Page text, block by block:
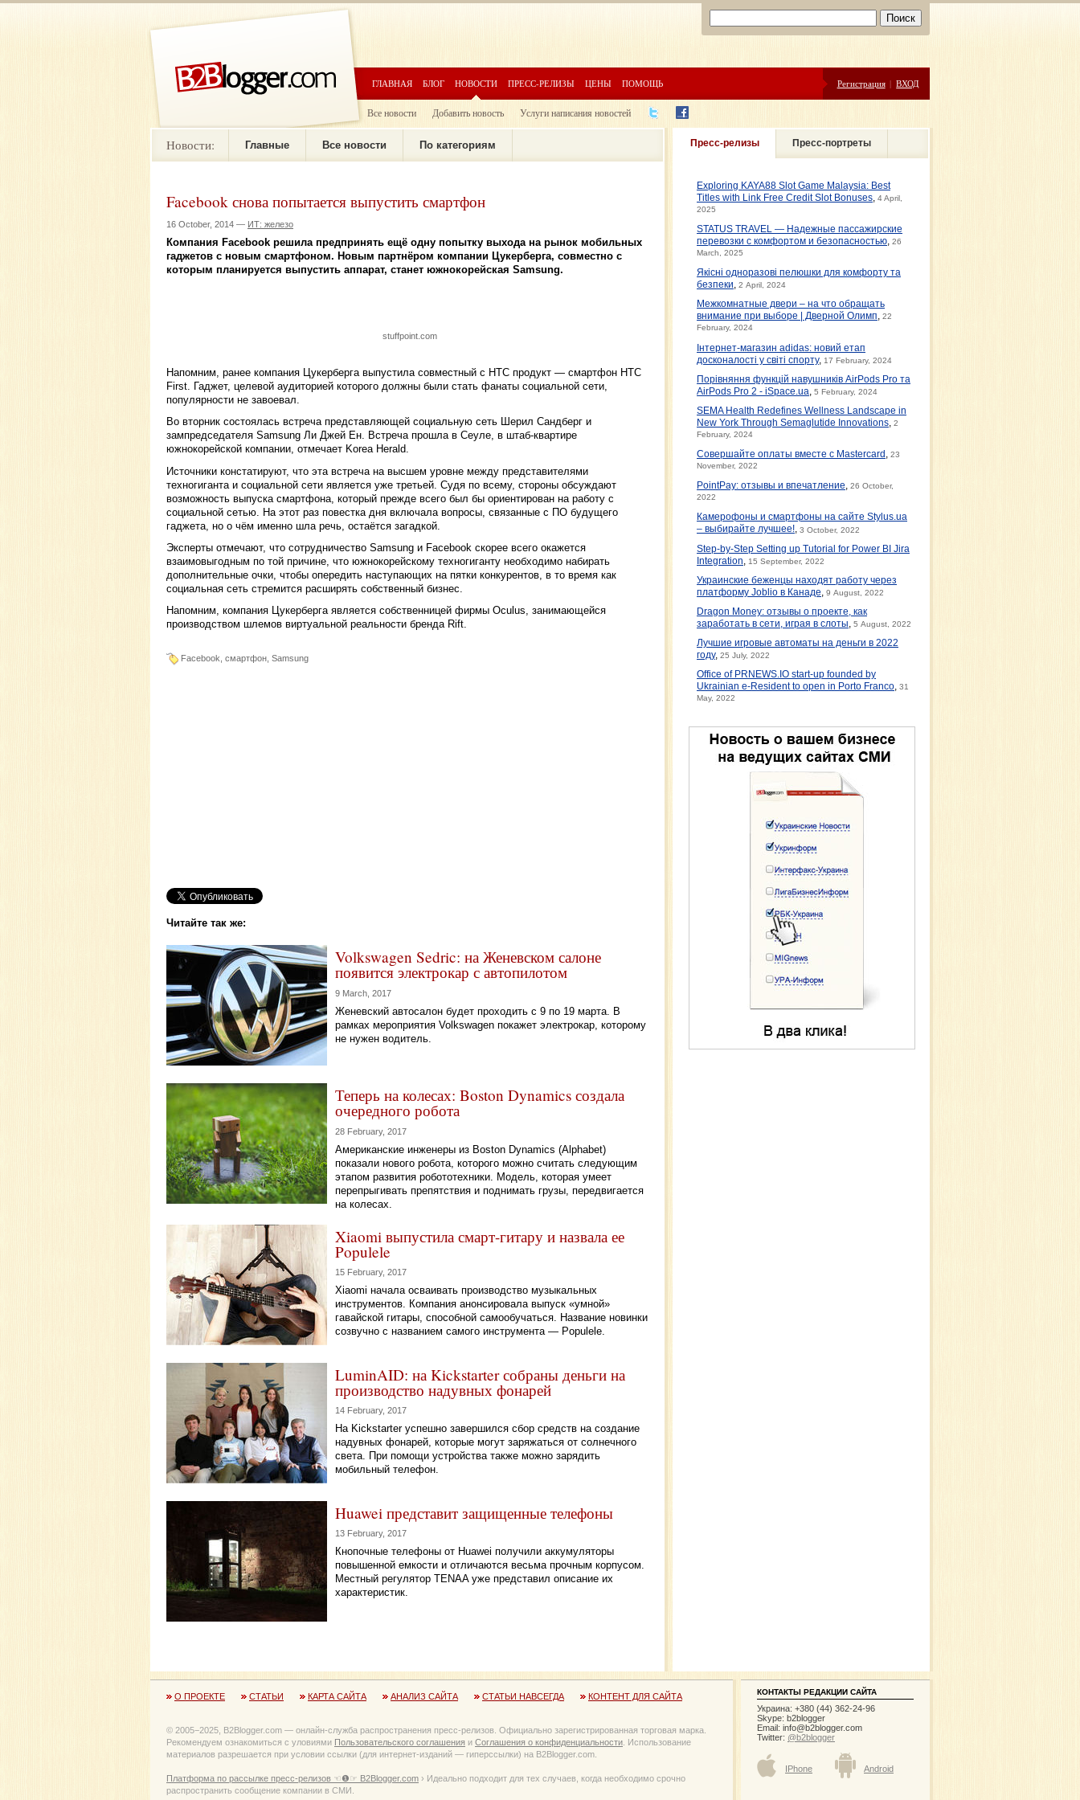
ГЛАВНАЯ БЛОГ НОВОСТИ ПРЕСС-РЕЛИЗЫ ЦЕНЫ ПОМОЩЬ Регистрация | ВХОД
Все новости Добавить новость Услуги написания новостей
Новости: Главные Все новости По категориям
Facebook снова попытается выпустить смартфон
16 October, 2014 — ИТ: железо
Компания Facebook решила предпринять ещё одну попытку выхода на рынок мобильных
гаджетов с новым смартфоном. Новым партнёром компании Цукерберга, совместно с
которым планируется выпустить аппарат, станет южнокорейская Samsung.
stuffpoint.com
Напомним, ранее компания Цукерберга выпустила совместный с HTC продукт — смартфон HTC
First. Гаджет, целевой аудиторией которого должны были стать фанаты социальной сети,
популярности не завоевал.
Во вторник состоялась встреча представляющей социальную сеть Шерил Сандберг и
зампредседателя Samsung Ли Джей Ен. Встреча прошла в Сеуле, в штаб-квартире
южнокорейской компании, отмечает Korea Herald.
Источники констатируют, что эта встреча на высшем уровне между представителями
техногиганта и социальной сети является уже третьей. Судя по всему, стороны обсуждают
возможность выпуска смартфона, который прежде всего был бы ориентирован на работу с
социальной сетью. На этот раз повестка дня включала вопросы, связанные с ПО будущего
гаджета, но о чём именно шла речь, остаётся загадкой.
Эксперты отмечают, что сотрудничество Samsung и Facebook скорее всего окажется
взаимовыгодным по той причине, что южнокорейскому техногиганту необходимо набирать
дополнительные очки, чтобы опередить наступающих на пятки конкурентов, в то время как
социальная сеть стремится расширять собственный бизнес.
Напомним, компания Цукерберга является собственницей фирмы Oculus, занимающейся
производством шлемов виртуальной реальности бренда Rift.
Facebook, смартфон, Samsung
Читайте так же:
Volkswagen Sedric: на Женевском салоне
появится электрокар с автопилотом
9 March, 2017
Женевский автосалон будет проходить с 9 по 19 марта. В
рамках мероприятия Volkswagen покажет электрокар, которому
не нужен водитель.
Теперь на колесах: Boston Dynamics создала
очередного робота
28 February, 2017
Американские инженеры из Boston Dynamics (Alphabet)
показали нового робота, которого можно считать следующим
этапом развития робототехники. Модель, которая умеет
перепрыгивать препятствия и поднимать грузы, передвигается
на колесах.
Xiaomi выпустила смарт-гитару и назвала ее
Populele
15 February, 2017
Xiaomi начала осваивать производство музыкальных
инструментов. Компания анонсировала выпуск «умной»
гавайской гитары, способной самообучаться. Название новинки
созвучно с названием самого инструмента — Populele.
LuminAID: на Kickstarter собраны деньги на
производство надувных фонарей
14 February, 2017
На Kickstarter успешно завершился сбор средств на создание
надувных фонарей, которые могут заряжаться от солнечного
света. При помощи устройства также можно зарядить
мобильный телефон.
Huawei представит защищенные телефоны
13 February, 2017
Кнопочные телефоны от Huawei получили аккумуляторы
повышенной емкости и отличаются весьма прочным корпусом.
Местный регулятор TENAA уже представил описание их
характеристик.
Пресс-релизы Пресс-портреты
Exploring KAYA88 Slot Game Malaysia: Best
Titles with Link Free Credit Slot Bonuses 4 April,
2025
STATUS TRAVEL — Надежные пассажирские
перевозки с комфортом и безопасностью 26
March, 2025
Якісні одноразові пелюшки для комфорту та
безпеки
2 April, 2024
Межкомнатные двери – на что обращать
внимание при выборе | Дверной Олимп
22
February, 2024
Інтернет-магазин adidas: новий етап
досконалості у світі спорту, 17 February, 2024
Порівняння функцій навушників AirPods Pro та
AirPods Pro 2 - iSpace.ua
5 February, 2024
SEMA Health Redefines Wellness Landscape in
New York Through Semaglutide Innovations 2
February, 2024
Совершайте оплаты вместе с Mastercard 23
November, 2022
PointPay: отзывы и впечатление 26 October,
2022
Камерофоны и смартфоны на сайте Stylus.ua
– выбирайте лучшее!, 3 October, 2022
Step-by-Step Setting up Tutorial for Power BI Jira
Integration
15 September, 2022
Украинские беженцы находят работу через
платформу Joblio в Канаде
9 August, 2022
Dragon Money: отзывы о проекте, как
заработать в сети, играя в слоты
5 August, 2022
Лучшие игровые автоматы на деньги в 2022
году, 25 July, 2022
Office of PRNEWS.IO start-up founded by
Ukrainian e-Resident to open in Porto Franco 31
May, 2022
О ПРОЕКТЕ СТАТЬИ КАРТА САЙТА АНАЛИЗ САЙТА СТАТЬИ НАВСЕГДА КОНТЕНТ ДЛЯ САЙТА
© 2005−2025, B2Blogger.com — онлайн-служба распространения пресс-релизов. Официально зарегистрированная торговая марка.
Рекомендуем ознакомиться с уловиями Пользовательского соглашения и Соглашения о конфиденциальности . Использование
материалов разрешается при условии ссылки (для интернет-изданий — гиперссылки) на B2Blogger.com.
Платформа по рассылке пресс-релизов ☜❶☞ B2Blogger.com › Идеально подходит для тех случаев, когда необходимо срочно
распространить сообщение компании в СМИ.
КОНТАКТЫ РЕДАКЦИИ САЙТА
Украина: +380 (44) 362-24-96
Skype: b2blogger
Email: info@b2blogger.com
Twitter: @b2blogger
IPhone Android